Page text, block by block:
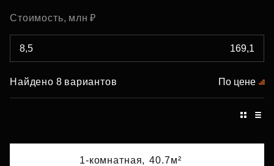
Стоимость, млн ₽
Найдено 8 вариантов По цене
1-комнатная, 40.7м²